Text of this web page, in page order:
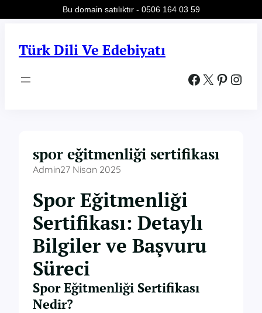
Türk Dili Ve Edebiyatı
Facebook X Pinterest Instagram
spor eğitmenliği sertifikası
Admin27 Nisan 2025
Spor Eğitmenliği
Sertifikası: Detaylı
Bilgiler ve Başvuru
Süreci
Spor Eğitmenliği Sertifikası
Nedir?
Bu domain satılıktır - 0506 164 03 59